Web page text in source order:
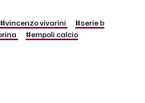
#vincenzo vivarini
#serie b
#empoli calcio